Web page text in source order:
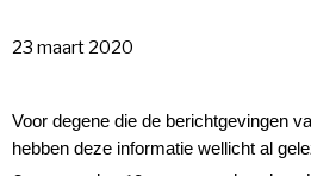
23 maart 2020
Voor degene die de berichtgevingen
hebben deze informatie wellicht al